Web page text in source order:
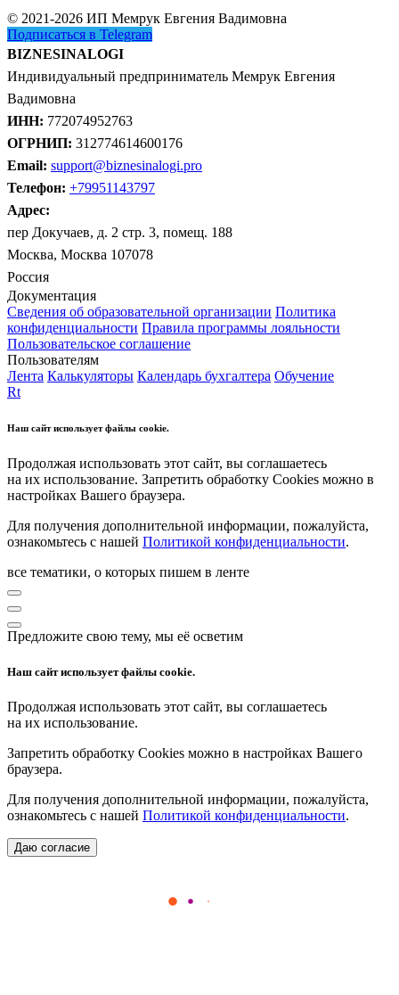
© 2021-2026 ИП Мемрук Евгения Вадимовна
Подписаться в Telegram
BIZNESINALOGI
Индивидуальный предприниматель Мемрук Евгения
Вадимовна
ИНН: 772074952763
ОГРНИП: 312774614600176
Email: support@biznesinalogi.pro
Телефон: +79951143797
Адрес:
пер Докучаев, д. 2 стр. 3, помещ. 188
Москва, Москва 107078
Россия
Документация
Сведения об образовательной организации Политика
конфиденциальности Правила программы лояльности
Пользовательское соглашение
Пользователям
Лента Калькуляторы Календарь бухгалтера Обучение
Rt
Наш сайт использует файлы cookie.
Продолжая использовать этот сайт, вы соглашаетесь
на их использование. Запретить обработку Cookies можно в
настройках Вашего браузера.
Для получения дополнительной информации, пожалуйста,
ознакомьтесь с нашей Политикой конфиденциальности.
все тематики, о которых пишем в ленте
Предложите свою тему, мы её осветим
Наш сайт использует файлы cookie.
Продолжая использовать этот сайт, вы соглашаетесь
на их использование.
Запретить обработку Cookies можно в настройках Вашего
браузера.
Для получения дополнительной информации, пожалуйста,
ознакомьтесь с нашей Политикой конфиденциальности.
Даю согласие